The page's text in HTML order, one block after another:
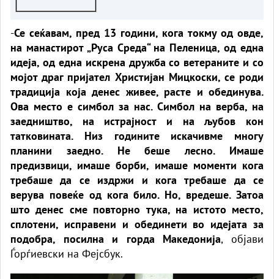
-Се сеќавам, пред 13 години, кога токму од овде,
на манастирот „Руса Среда“ на Пеленица, од една
идеја, од една искрена дружба со ветераните и со
мојот драг пријател Христијан Мицкоски, се роди
традиција која денес живее, расте и обединува.
Ова место е симбол за нас. Симбол на верба, на
заедништво, на истрајност и на љубов кон
татковината. Низ годините искачивме многу
планини заедно. Не беше лесно. Имаше
предизвици, имаше борби, имаше моменти кога
требаше да се издржи и кога требаше да се
верува повеќе од кога било. Но, вредеше. Затоа
што денес сме повторно тука, на истото место,
сплотени, исправени и обединети во идејата за
подобра, посилна и горда Македонија, објави
Ѓорѓиевски на Фејсбук.